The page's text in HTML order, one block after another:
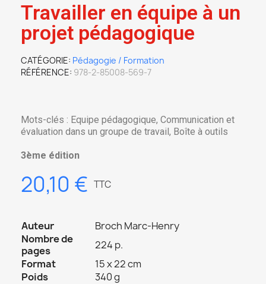
Travailler en équipe à un
projet pédagogique
CATÉGORIE Pédagogie / Formation
RÉFÉRENCE 978-2-85008-569-7
Mots-clés : Equipe pédagogique, Communication et
évaluation dans un groupe de travail, Boîte à outils
3ème édition
20,10 € TTC
Auteur
Broch Marc-Henry
Nombre de
pages
224 p.
Format
15 x 22 cm
Poids
340 g